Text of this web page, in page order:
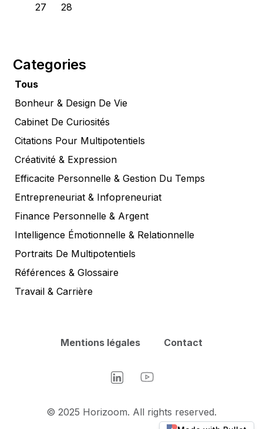
27
28
Categories
Tous
Bonheur & Design De Vie
Cabinet De Curiosités
Citations Pour Multipotentiels
Créativité & Expression
Efficacite Personnelle & Gestion Du Temps
Entrepreneuriat & Infopreneuriat
Finance Personnelle & Argent
Intelligence Émotionnelle & Relationnelle
Portraits De Multipotentiels
Références & Glossaire
Travail & Carrière
Mentions légales Contact
LinkedInYouTube
© 2025 Horizoom. All rights reserved.